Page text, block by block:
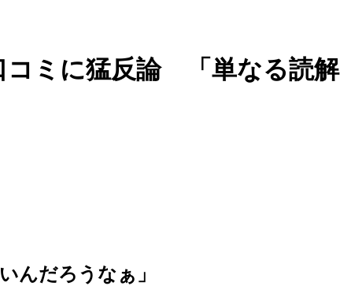
コミに猛反論 「単なる読解
んだろうなぁ」